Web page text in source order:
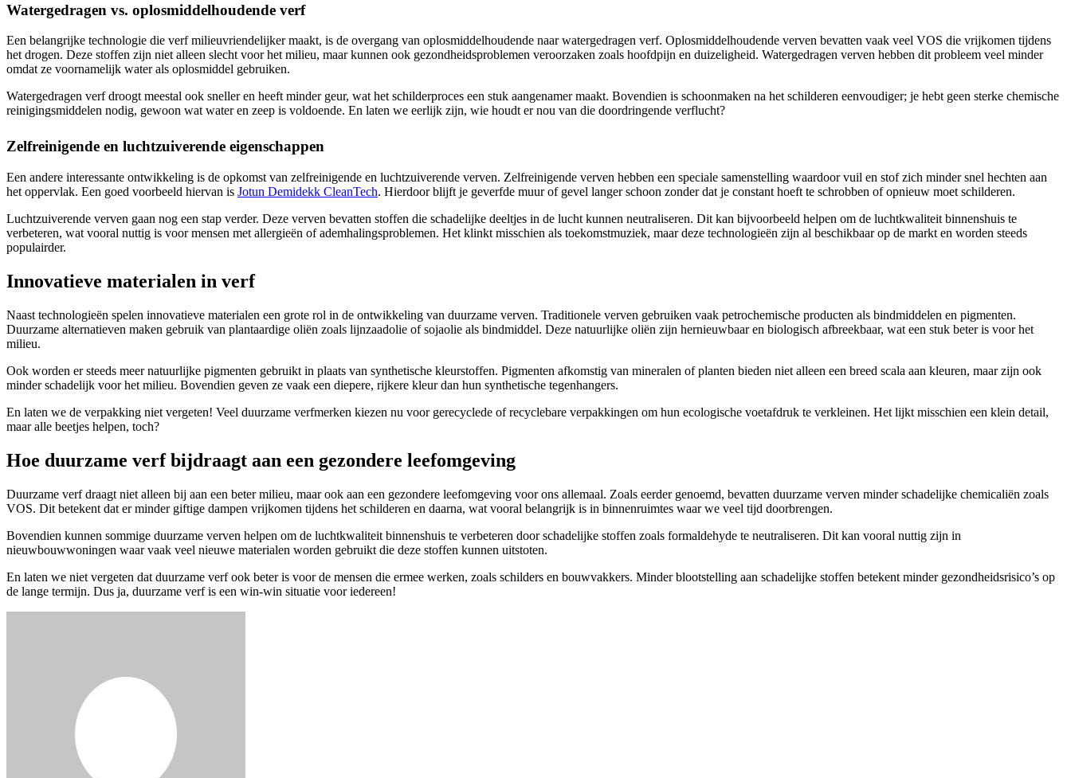
Watergedragen vs. oplosmiddelhoudende verf
Een belangrijke technologie die verf milieuvriendelijker maakt, is de overgang van oplosmiddelhoudende naar watergedragen verf. Oplosmiddelhoudende verven bevatten vaak veel VOS die vrijkomen tijdens
het drogen. Deze stoffen zijn niet alleen slecht voor het milieu, maar kunnen ook gezondheidsproblemen veroorzaken zoals hoofdpijn en duizeligheid. Watergedragen verven hebben dit probleem veel minder
omdat ze voornamelijk water als oplosmiddel gebruiken.
Watergedragen verf droogt meestal ook sneller en heeft minder geur, wat het schilderproces een stuk aangenamer maakt. Bovendien is schoonmaken na het schilderen eenvoudiger; je hebt geen sterke chemische
reinigingsmiddelen nodig, gewoon wat water en zeep is voldoende. En laten we eerlijk zijn, wie houdt er nou van die doordringende verflucht?
Zelfreinigende en luchtzuiverende eigenschappen
Een andere interessante ontwikkeling is de opkomst van zelfreinigende en luchtzuiverende verven. Zelfreinigende verven hebben een speciale samenstelling waardoor vuil en stof zich minder snel hechten aan
het oppervlak. Een goed voorbeeld hiervan is Jotun Demidekk CleanTech. Hierdoor blijft je geverfde muur of gevel langer schoon zonder dat je constant hoeft te schrobben of opnieuw moet schilderen.
Luchtzuiverende verven gaan nog een stap verder. Deze verven bevatten stoffen die schadelijke deeltjes in de lucht kunnen neutraliseren. Dit kan bijvoorbeeld helpen om de luchtkwaliteit binnenshuis te
verbeteren, wat vooral nuttig is voor mensen met allergieën of ademhalingsproblemen. Het klinkt misschien als toekomstmuziek, maar deze technologieën zijn al beschikbaar op de markt en worden steeds
populairder.
Innovatieve materialen in verf
Naast technologieën spelen innovatieve materialen een grote rol in de ontwikkeling van duurzame verven. Traditionele verven gebruiken vaak petrochemische producten als bindmiddelen en pigmenten.
Duurzame alternatieven maken gebruik van plantaardige oliën zoals lijnzaadolie of sojaolie als bindmiddel. Deze natuurlijke oliën zijn hernieuwbaar en biologisch afbreekbaar, wat een stuk beter is voor het
milieu.
Ook worden er steeds meer natuurlijke pigmenten gebruikt in plaats van synthetische kleurstoffen. Pigmenten afkomstig van mineralen of planten bieden niet alleen een breed scala aan kleuren, maar zijn ook
minder schadelijk voor het milieu. Bovendien geven ze vaak een diepere, rijkere kleur dan hun synthetische tegenhangers.
En laten we de verpakking niet vergeten! Veel duurzame verfmerken kiezen nu voor gerecyclede of recyclebare verpakkingen om hun ecologische voetafdruk te verkleinen. Het lijkt misschien een klein detail,
maar alle beetjes helpen, toch?
Hoe duurzame verf bijdraagt aan een gezondere leefomgeving
Duurzame verf draagt niet alleen bij aan een beter milieu, maar ook aan een gezondere leefomgeving voor ons allemaal. Zoals eerder genoemd, bevatten duurzame verven minder schadelijke chemicaliën zoals
VOS. Dit betekent dat er minder giftige dampen vrijkomen tijdens het schilderen en daarna, wat vooral belangrijk is in binnenruimtes waar we veel tijd doorbrengen.
Bovendien kunnen sommige duurzame verven helpen om de luchtkwaliteit binnenshuis te verbeteren door schadelijke stoffen zoals formaldehyde te neutraliseren. Dit kan vooral nuttig zijn in
nieuwbouwwoningen waar vaak veel nieuwe materialen worden gebruikt die deze stoffen kunnen uitstoten.
En laten we niet vergeten dat duurzame verf ook beter is voor de mensen die ermee werken, zoals schilders en bouwvakkers. Minder blootstelling aan schadelijke stoffen betekent minder gezondheidsrisico’s op
de lange termijn. Dus ja, duurzame verf is een win-win situatie voor iedereen!